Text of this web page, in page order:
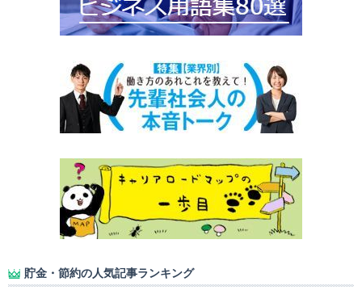
貯金・節約の人気記事ランキング